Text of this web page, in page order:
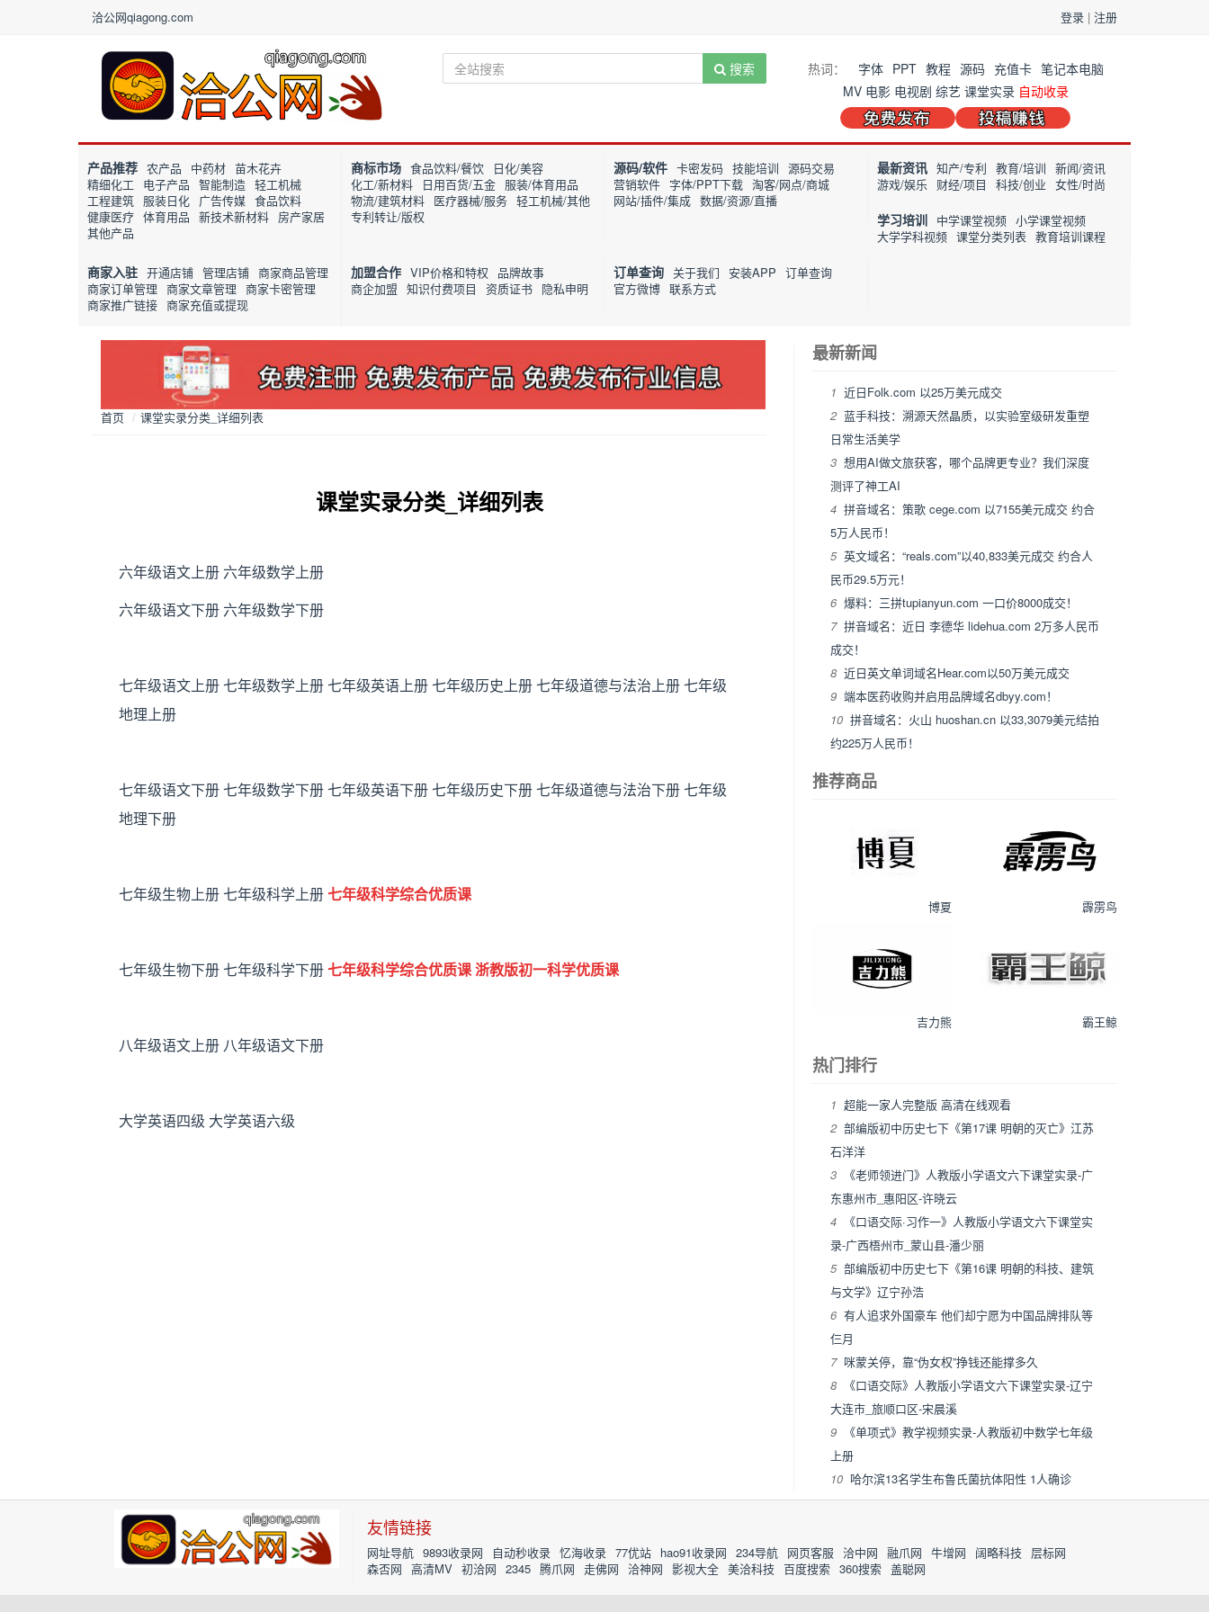
洽公网qiagong.com 登录 | 注册
搜索 热词： 字体 PPT 教程 源码 充值卡 笔记本电脑
MV 电影 电视剧 综艺 课堂实录 自动收录
产品推荐 农产品 中药材 苗木花卉
精细化工
电子产品 智能制造 轻工机械
工程建筑 服装日化 广告传媒 食品饮料
健康医疗 体育用品 新技术新材料 房产家居
其他产品
商标市场 食品饮料/餐饮
日化/美容
化工/新材料
日用百货/五金
服装/体育用品
物流/建筑材料
医疗器械/服务 轻工机械/其他
专利转让/版权
源码/软件 卡密发码 技能培训 源码交易
营销软件 字体/PPT下载 淘客/网点/商城
网站/插件/集成 数据/资源/直播
最新资讯 知产/专利 教育/培训 新闻/资讯
游戏/娱乐
财经/项目 科技/创业 女性/时尚
学习培训 中学课堂视频 小学课堂视频
大学学科视频 课堂分类列表 教育培训课程
商家入驻 开通店铺 管理店铺 商家商品管理
商家订单管理 商家文章管理 商家卡密管理
商家推广链接 商家充值或提现
加盟合作 VIP价格和特权
品牌故事
商企加盟 知识付费项目 资质证书 隐私申明
订单查询 关于我们 安装APP 订单查询
官方微博 联系方式
首页 / 课堂实录分类_详细列表
课堂实录分类_详细列表
六年级语文上册 六年级数学上册
六年级语文下册 六年级数学下册
七年级语文上册七年级数学上册七年级英语上册七年级历史上册七年级道德与法治上册七年级
地理上册
七年级语文下册七年级数学下册七年级英语下册七年级历史下册七年级道德与法治下册七年级
地理下册
七年级生物上册七年级科学上册七年级科学综合优质课
七年级生物下册七年级科学下册七年级科学综合优质课浙教版初一科学优质课
八年级语文上册 八年级语文下册
大学英语四级 大学英语六级
最新新闻
1 近日Folk.com 以25万美元成交
2 蓝手科技：溯源天然晶质，以实验室级研发重塑
日常生活美学
3 想用AI做文旅获客，哪个品牌更专业？我们深度
测评了神工AI
4 拼音域名：策歌 cege.com 以7155美元成交 约合
5万人民币！
5 英文域名：“reals.com”以40,833美元成交 约合人
民币29.5万元！
6 爆料：三拼tupianyun.com 一口价8000成交！
7 拼音域名：近日 李德华 lidehua.com 2万多人民币
成交！
8 近日英文单词域名Hear.com以50万美元成交
9 端本医药收购并启用品牌域名dbyy.com！
10 拼音域名：火山 huoshan.cn 以33,3079美元结拍
约225万人民币！
推荐商品
博夏 霹雳鸟
吉力熊 霸王鲸
热门排行
1 超能一家人完整版 高清在线观看
2 部编版初中历史七下《第17课 明朝的灭亡》江苏
石洋洋
3
《老师领进门》人教版小学语文六下课堂实录-广
东惠州市_惠阳区-许晓云
4
《口语交际·习作一》人教版小学语文六下课堂实
录-广西梧州市_蒙山县-潘少丽
5 部编版初中历史七下《第16课 明朝的科技、建筑
与文学》辽宁孙浩
6 有人追求外国豪车 他们却宁愿为中国品牌排队等
仨月
7 咪蒙关停，靠“伪女权”挣钱还能撑多久
8
《口语交际》人教版小学语文六下课堂实录-辽宁
大连市_旅顺口区-宋晨溪
9
《单项式》教学视频实录-人教版初中数学七年级
上册
10 哈尔滨13名学生布鲁氏菌抗体阳性 1人确诊
友情链接
网址导航 9893收录网 自动秒收录 忆海收录 77优站 hao91收录网 234导航 网页客服 洽中网 融爪网 牛增网 阔略科技
层标网
森否网 高清MV 初洽网 2345 腾爪网 走佛网 洽神网 影视大全 美洽科技 百度搜索 360搜索 盖聪网